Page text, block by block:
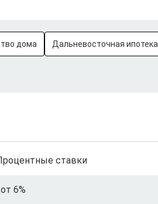
дома Дальневосточная ипотека
ставки
от 6%